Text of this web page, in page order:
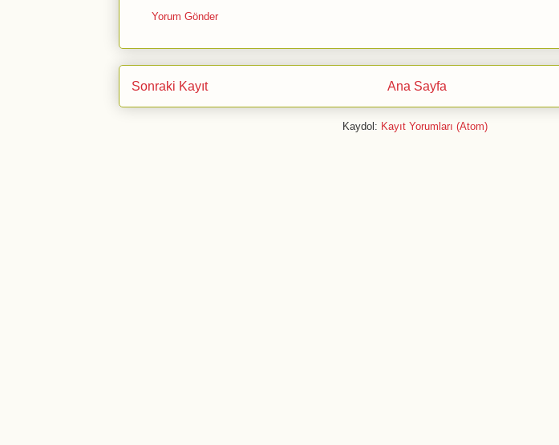
Yorum Gönder
Sonraki Kayıt Ana Sayfa
Kaydol: Kayıt Yorumları (Atom)